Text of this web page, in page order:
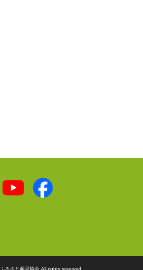
るさと産品協会 All rights reserved.